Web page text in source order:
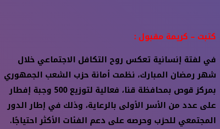
كتبت – كريمة مقبول :
في لفتة إنسانية تعكس روح التكافل الاجتماعي خلال
شهر رمضان المبارك، نظمت أمانة حزب الشعب الجمهوري
بمركز قوص بمحافظة قنا، فعالية لتوزيع 500 وجبة إفطار
على عدد من الأسر الأولى بالرعاية، وذلك في إطار الدور
المجتمعي للحزب وحرصه على دعم الفئات الأكثر احتياجًا.